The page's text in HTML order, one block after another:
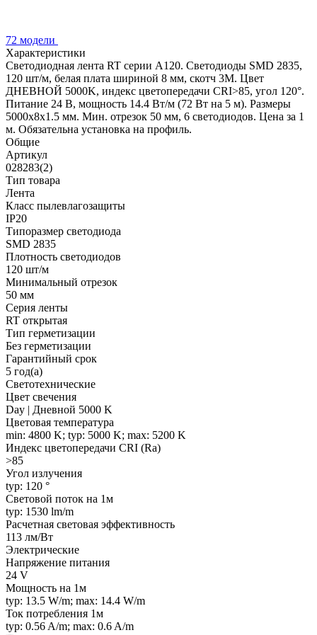
72 модели
Характеристики
Светодиодная лента RT серии A120. Светодиоды SMD 2835,
120 шт/м, белая плата шириной 8 мм, скотч 3M. Цвет
ДНЕВНОЙ 5000K, индекс цветопередачи CRI>85, угол 120°.
Питание 24 В, мощность 14.4 Вт/м (72 Вт на 5 м). Размеры
5000x8x1.5 мм. Мин. отрезок 50 мм, 6 светодиодов. Цена за 1
м. Обязательна установка на профиль.
Общие
Артикул
028283(2)
Тип товара
Лента
Класс пылевлагозащиты
IP20
Типоразмер светодиода
SMD 2835
Плотность светодиодов
120 шт/м
Минимальный отрезок
50 мм
Серия ленты
RT открытая
Тип герметизации
Без герметизации
Гарантийный срок
5 год(а)
Светотехнические
Цвет свечения
Day | Дневной 5000 K
Цветовая температура
min: 4800 K; typ: 5000 K; max: 5200 K
Индекс цветопередачи CRI (Ra)
>85
Угол излучения
typ: 120 °
Световой поток на 1м
typ: 1530 lm/m
Расчетная световая эффективность
113 лм/Вт
Электрические
Напряжение питания
24 V
Мощность на 1м
typ: 13.5 W/m; max: 14.4 W/m
Ток потребления 1м
typ: 0.56 A/m; max: 0.6 A/m